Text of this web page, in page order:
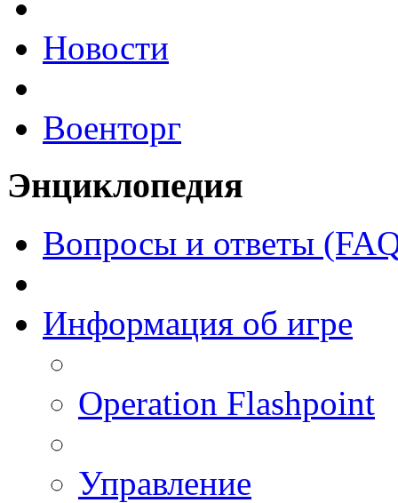
Новости
Военторг
Энциклопедия
Вопросы и ответы
Информация об игре
Operation Flashpoint
Управление